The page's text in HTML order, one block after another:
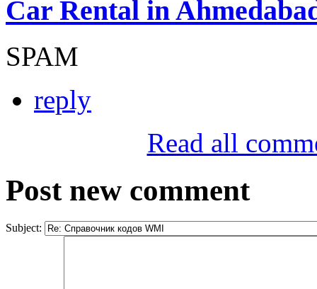
Car Rental in
SPAM
reply
Read all
Post new comment
Subject: